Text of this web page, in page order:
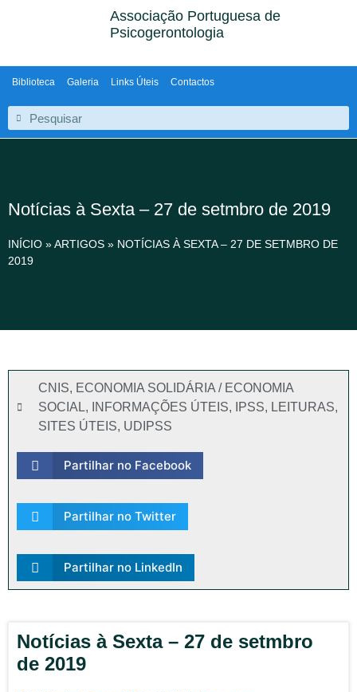
Associação Portuguesa de
Psicogerontologia
Biblioteca Galeria Links Úteis Contactos
Notícias à Sexta – 27 de setmbro de 2019
INÍCIO »ARTIGOS » NOTÍCIAS À SEXTA – 27 DE SETMBRO DE
2019
CNIS, ECONOMIA SOLIDÁRIA / ECONOMIA
SOCIAL, INFORMAÇÕES ÚTEIS, IPSS, LEITURAS,
SITES ÚTEIS, UDIPSS
Partilhar no Facebook
Partilhar no Twitter
Partilhar no LinkedIn
Notícias à Sexta – 27 de setmbro
de 2019